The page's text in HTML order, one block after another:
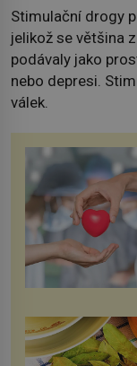
Stimulační drogy
jelikož se většina
podávaly jako
nebo depresi.
válek.